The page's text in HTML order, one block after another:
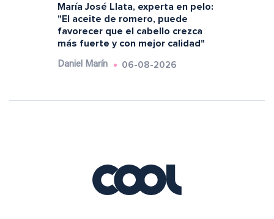
María José Llata, experta en pelo:
"El aceite de romero, puede
favorecer que el cabello crezca
más fuerte y con mejor calidad"
Daniel Marín 06-08-2026